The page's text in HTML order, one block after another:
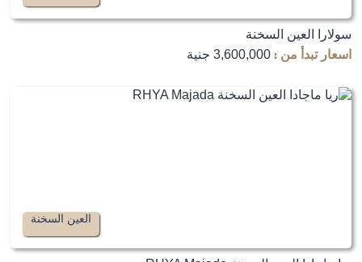
سولارا العين السخنة
اسعار تبدأ من : 3,600,000 جنية
العين السخنة